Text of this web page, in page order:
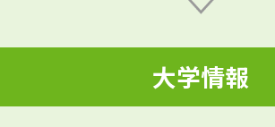
されており、能力のある人材
されています。興味があれば
大学情報